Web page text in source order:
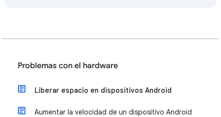
Problemas con el hardware
Liberar espacio en dispositivos Android
Aumentar la velocidad de un dispositivo Android